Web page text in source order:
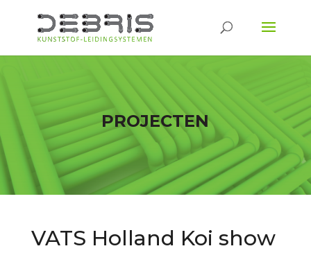
PROJECTEN
VATS Holland Koi show